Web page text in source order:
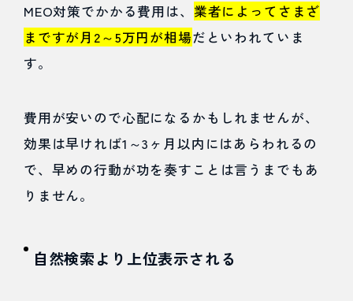
コツ
②：
ビジネ
スプロ
フィー
実させ
MEO対策でかかる費用は、 業者によってさまざ
まですが月2～5万円が相場だといわれていま
す。
費用が安いので心配になるかもしれませんが、
効果は早ければ1～3ヶ月以内にはあらわれるの
で、早めの行動が功を奏すことは言うまでもあ
りません。
自然検索より上位表示される